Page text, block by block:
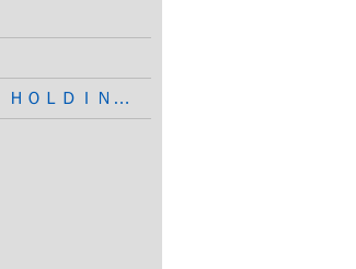
(株)ＮＥＷ ＡＲＴ ＨＯＬＤＩＮＧＳ